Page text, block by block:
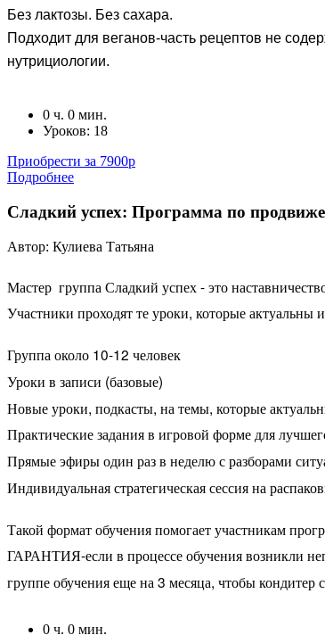
Без лактозы. Без сахара.
Подходит для веганов-часть рецептов не
нутрициологии.
0 ч. 0 мин.
Уроков: 18
Приобрести за 7900р
Подробнее
Сладкий успех: Программа по
Автор: Кулиева Татьяна
Мастер группа Сладкий успех - это
Участники проходят те уроки, которые
Группа около 10-12 человек
Уроки в записи (базовые)
Новые уроки, подкасты, на темы, которые
Практические задания в игровой форме для
Прямые эфиры один раз в неделю с разборами
Индивидуальная стратегическая сессия на
Такой формат обучения помогает участникам
ГАРАНТИЯ-если в процессе обучения возникли
группе обучения еще на 3 месяца, чтобы кондитер
0 ч. 0 мин.